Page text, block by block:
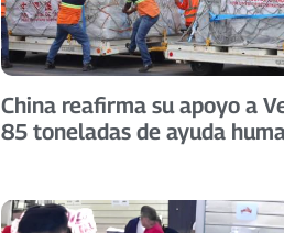
China reafirma su apoyo a
85 toneladas de ayuda